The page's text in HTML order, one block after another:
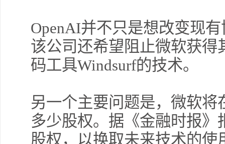
OpenAI并不只是想改变现
该公司还希望阻止微软获得
码工具Windsurf的技术。
另一个主要问题是，微软将
多少股权。据《金融时报
股权，以换取未来技术的使